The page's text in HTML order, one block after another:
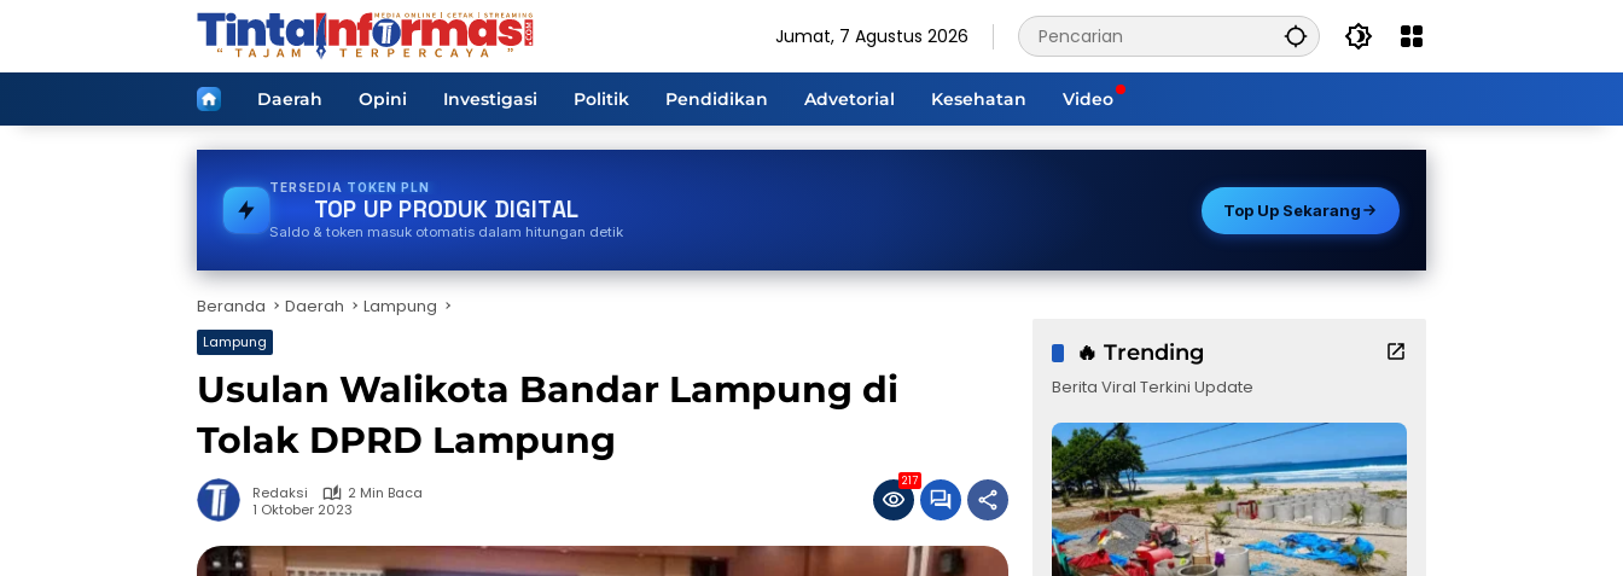
Jumat, 7 Agustus 2026
HomeDaerah Opini Investigasi Politik Pendidikan Advetorial Kesehatan Video
TERSEDIA E-WALLET
TOP UP PRODUK DIGITAL
Saldo & token masuk otomatis dalam hitungan detik
Top Up Sekarang
Beranda Daerah Lampung
Lampung
Usulan Walikota Bandar Lampung di
Tolak DPRD Lampung
Redaksi
2 Min Baca
1 Oktober 2023
217
🔥 Trending
Berita Viral Terkini Update